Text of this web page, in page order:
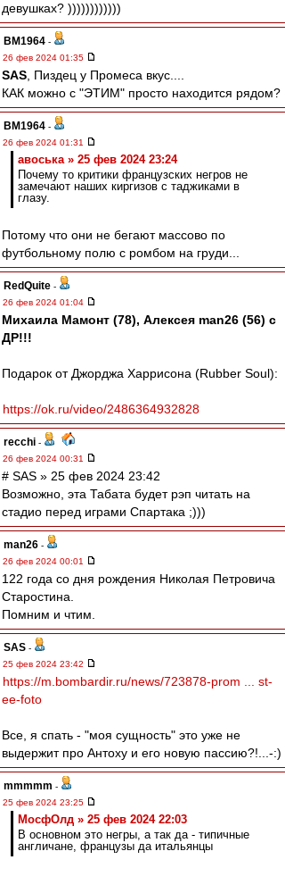
девушках? ))))))))))))
BM1964 -
26 фев 2024 01:35
SAS , Пиздец у Промеса вкус....
КАК можно с "ЭТИМ" просто находится рядом?
BM1964 -
26 фев 2024 01:31
авоська » 25 фев 2024 23:24
Почему то критики французских негров не
замечают наших киргизов с таджиками в
глазу.
Потому что они не бегают массово по
футбольному полю с ромбом на груди...
RedQuite -
26 фев 2024 01:04
Михаила Мамонт (78), Алексея man26 (56) с
ДР!!!
Подарок от Джорджа Харрисона (Rubber Soul):
https://ok.ru/video/2486364932828
recchi -
26 фев 2024 00:31
# SAS » 25 фев 2024 23:42
Возможно, эта Табата будет рэп читать на
стадио перед играми Спартака ;)))
man26 -
26 фев 2024 00:01
122 года со дня рождения Николая Петровича
Старостина.
Помним и чтим.
SAS -
25 фев 2024 23:42
https://m.bombardir.ru/news/723878-prom ... st-
ee-foto
Все, я спать - "моя сущность" это уже не
выдержит про Антоху и его новую пассию?!...-:)
mmmmm -
25 фев 2024 23:25
МосфОлд » 25 фев 2024 22:03
В основном это негры, а так да - типичные
англичане, французы да итальянцы